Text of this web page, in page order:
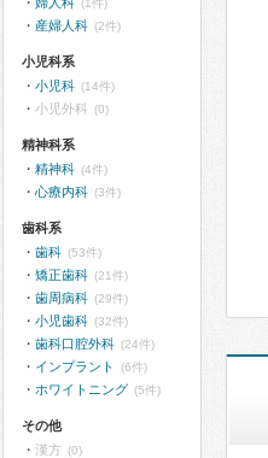
(1件)
産婦人科 (2件)
小児科系
小児科 (14件)
小児外科 (0)
精神科系
精神科 (4件)
心療内科 (3件)
歯科系
歯科 (53件)
矯正歯科 (21件)
歯周病科 (29件)
小児歯科 (32件)
歯科口腔外科 (24件)
インプラント (6件)
ホワイトニング (5件)
その他
漢方 (0)